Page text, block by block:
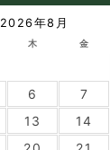
2026年8月
木 金
6 7
13 14